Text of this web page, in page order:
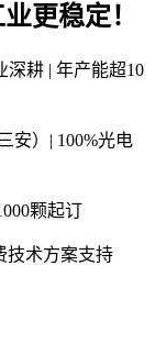
更稳定！
深耕 | 年产能超10
安）| 100%光电
颗起订
技术方案支持